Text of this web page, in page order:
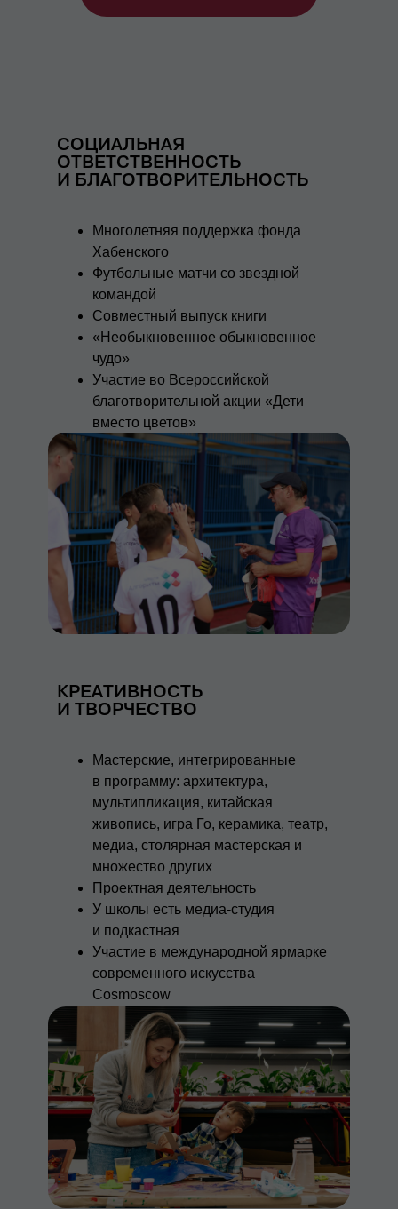
СОЦИАЛЬНАЯ
ОТВЕТСТВЕННОСТЬ
И БЛАГОТВОРИТЕЛЬНОСТЬ
Многолетняя поддержка фонда
Хабенского
Футбольные матчи со звездной
командой
Совместный выпуск книги
«Необыкновенное обыкновенное
чудо»
Участие во Всероссийской
благотворительной акции «Дети
вместо цветов»
Мастерские, интегрированные
в программу: архитектура,
мультипликация, китайская
живопись, игра Го, керамика, театр,
медиа, столярная мастерская и
множество других
Проектная деятельность
У школы есть медиа-студия
и подкастная
Участие в международной ярмарке
современного искусства
Cosmoscow
КРЕАТИВНОСТЬ
И ТВОРЧЕСТВО